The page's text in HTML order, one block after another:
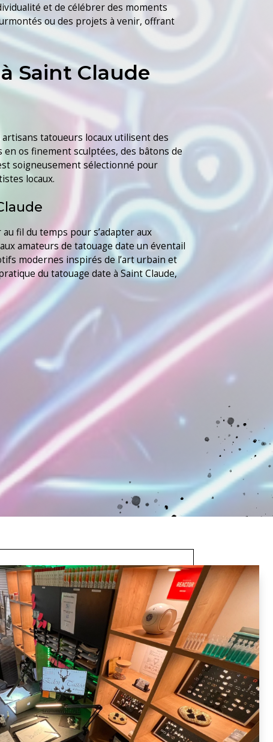
et de célébrer des moments
ou des projets à venir, offrant
Saint Claude
tatoueurs locaux utilisent des
os finement sculptées, des bâtons de
soigneusement sélectionné pour
locaux.
fil du temps pour s’adapter aux
amateurs de tatouage date un éventail
modernes inspirés de l’art urbain et
du tatouage date à Saint Claude,